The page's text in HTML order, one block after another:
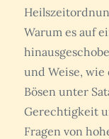
Warum es auf
und Weise,
Bösen unter
Gerechtigkeit
Fragen von